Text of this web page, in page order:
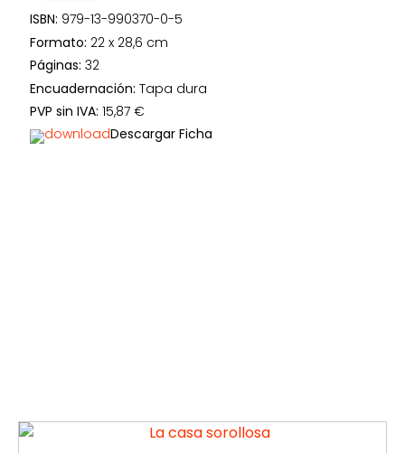
ISBN: 979-13-990370-0-5
Formato: 22 x 28,6 cm
Páginas:32
Encuadernación:Tapa dura
PVP sin IVA:15,87 €
Descargar Ficha